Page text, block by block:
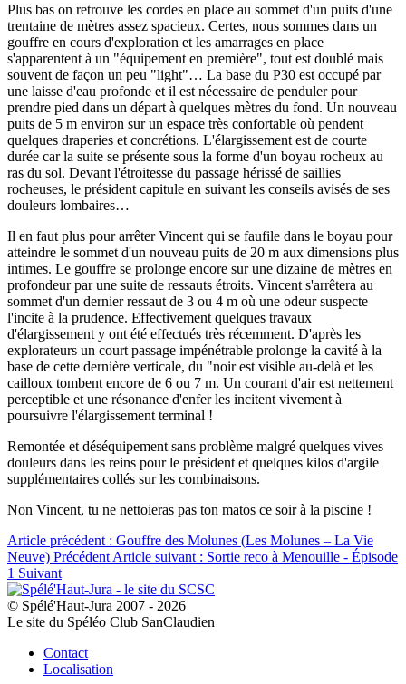
Plus bas on retrouve les cordes en place au sommet d'un puits d'une
trentaine de mètres assez spacieux. Certes, nous sommes dans un
gouffre en cours d'exploration et les amarrages en place
s'apparentent à un "équipement en première", tout est doublé mais
souvent de façon un peu "light"… La base du P30 est occupé par
une laisse d'eau profonde et il est nécessaire de penduler pour
prendre pied dans un départ à quelques mètres du fond. Un nouveau
puits de 5 m environ sur un espace très confortable où pendent
quelques draperies et concrétions. L'élargissement est de courte
durée car la suite se présente sous la forme d'un boyau rocheux au
ras du sol. Devant l'étroitesse du passage hérissé de saillies
rocheuses, le président capitule en suivant les conseils avisés de ses
douleurs lombaires…
Il en faut plus pour arrêter Vincent qui se faufile dans le boyau pour
atteindre le sommet d'un nouveau puits de 20 m aux dimensions plus
intimes. Le gouffre se prolonge encore sur une dizaine de mètres en
profondeur par une suite de ressauts étroits. Vincent s'arrêtera au
sommet d'un dernier ressaut de 3 ou 4 m où une odeur suspecte
l'incite à la prudence. Effectivement quelques travaux
d'élargissement y ont été effectués très récemment. D'après les
explorateurs un court passage impénétrable prolonge la cavité à la
base de cette dernière verticale, du "noir est visible au-delà et les
cailloux tombent encore de 6 ou 7 m. Un courant d'air est nettement
perceptible et une résonance d'enfer les incitent vivement à
poursuivre l'élargissement terminal !
Remontée et déséquipement sans problème malgré quelques vives
douleurs dans les reins pour le président et quelques kilos d'argile
supplémentaires collés sur les combinaisons.
Non Vincent, tu ne nettoieras pas ton matos ce soir à la piscine !
Article précédent : Gouffre des Molunes (Les Molunes – La Vie
Neuve) Précédent Article suivant : Sortie reco à Menouille - Épisode
1 Suivant
© Spélé'Haut-Jura 2007 - 2026
Le site du Spéléo Club SanClaudien
Contact
Localisation